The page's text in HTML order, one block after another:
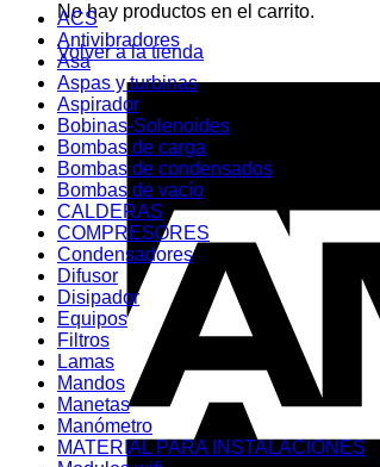
No hay productos en el carrito.
Volver a la tienda
ACS
Antivibradores
Asa
Aspas y turbinas
Aspirador
Bobinas-Solenoides
Bombas de carga
Bombas de condensados
Bombas de vacío
CALDERAS
COMPRESORES
Condensadores
Difusor
Disipador
Equipos
Filtros
Lamas
Mandos
Manetas
Manómetro
MATERIAL PARA INSTALACIONES